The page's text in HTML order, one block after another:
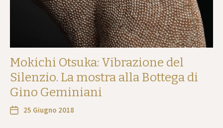
Mokichi Otsuka: Vibrazione del
Silenzio. La mostra alla Bottega di
Gino Geminiani
25 Giugno 2018